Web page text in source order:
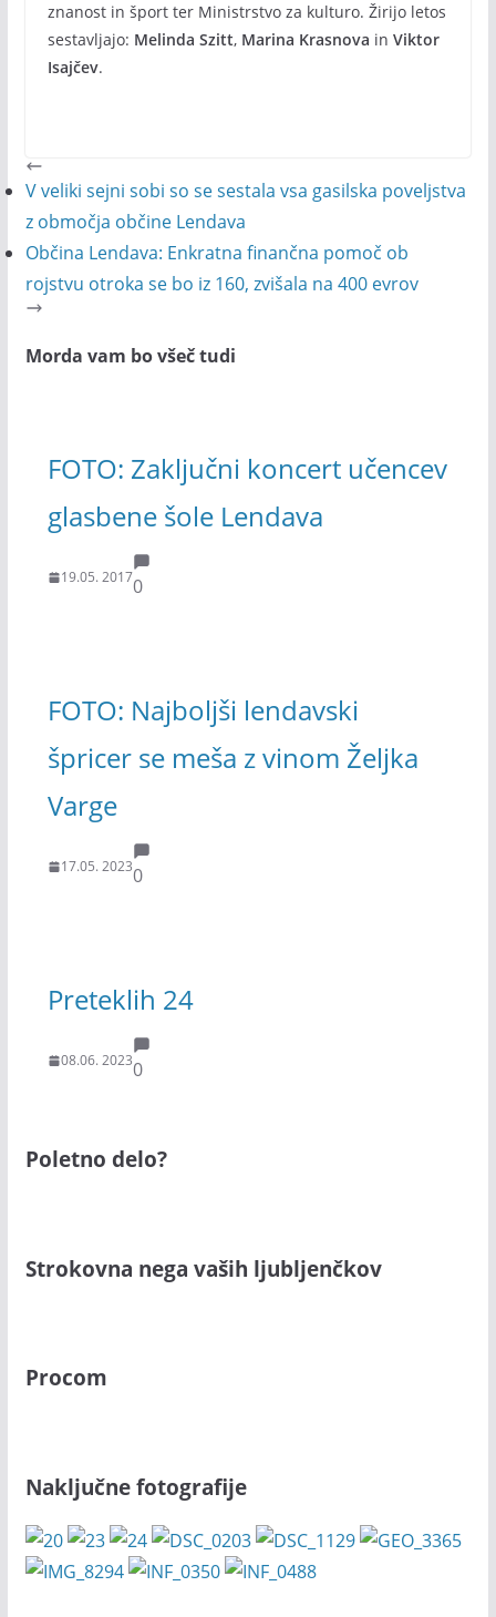
znanost in šport ter Ministrstvo za kulturo. Žirijo letos
sestavljajo: Melinda Szitt, Marina Krasnova in Viktor
Isajčev.
V veliki sejni sobi so se sestala vsa gasilska poveljstva
z območja občine Lendava
Občina Lendava: Enkratna finančna pomoč ob
rojstvu otroka se bo iz 160, zvišala na 400 evrov
Morda vam bo všeč tudi
FOTO: Zaključni koncert učencev
glasbene šole Lendava
19.05. 20170
FOTO: Najboljši lendavski
špricer se meša z vinom Željka
Varge
17.05. 20230
Preteklih 24
08.06. 20230
Poletno delo?
Strokovna nega vaših ljubljenčkov
Procom
Naključne fotografije